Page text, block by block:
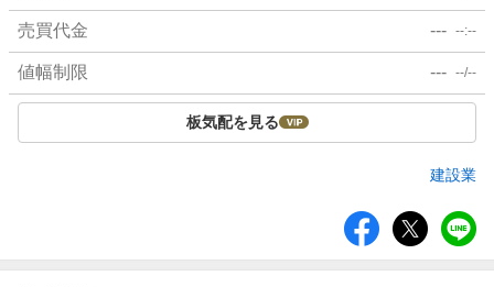
売買代金 --- --:--
値幅制限 --- --/--
板気配を見る
建設業
ア